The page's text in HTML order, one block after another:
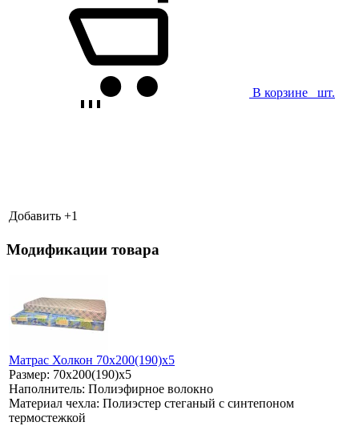
В корзине шт.
Добавить +1
Модификации товара
Матрас Холкон 70х200(190)х5
Размер: 70х200(190)х5
Наполнитель: Полиэфирное волокно
Материал чехла: Полиэстер стеганый с синтепоном
термостежкой